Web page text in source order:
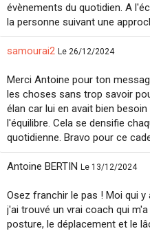
évènements du quotidien. A
la personne suivant une
samourai2 Le 26/12/2024
Merci Antoine pour ton
les choses sans trop savoir
élan car lui en avait bien
l'équilibre. Cela se densifie
quotidienne. Bravo pour ce
Antoine BERTIN Le 13/12/2024
Osez franchir le pas ! Moi qui
j'ai trouvé un vrai coach qui
posture, le déplacement et le